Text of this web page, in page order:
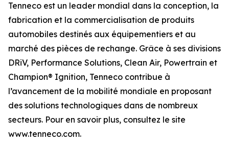
Tenneco est un leader mondial dans la conception, la
fabrication et la commercialisation de produits
automobiles destinés aux équipementiers et au
marché des pièces de rechange. Grâce à ses divisions
DRiV, Performance Solutions, Clean Air, Powertrain et
Champion® Ignition, Tenneco contribue à
l’avancement de la mobilité mondiale en proposant
des solutions technologiques dans de nombreux
secteurs. Pour en savoir plus, consultez le site
www.tenneco.com.